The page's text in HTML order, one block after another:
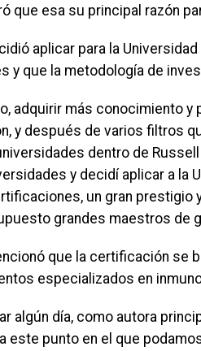
que esa su principal razón
aplicar para la
y que la metodología de
adquirir más conocimiento
y después de varios filtros
dentro de
y decidí aplicar a la
un gran prestigio
grandes maestros de
que la certificación se
especializados en
algún día, como autora
este punto en el que